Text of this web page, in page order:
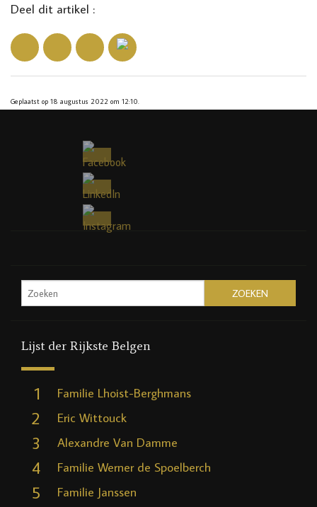
Deel dit artikel :
Geplaatst op 18 augustus 2022 om 12:10.
Lijst der Rijkste Belgen
1 Familie Lhoist-Berghmans
2 Eric Wittouck
3 Alexandre Van Damme
4 Familie Werner de Spoelberch
5 Familie Janssen